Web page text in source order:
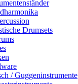
Drumsets
/ Guggeninstrumente